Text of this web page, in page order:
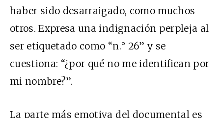
haber sido desarraigado, como muchos
otros. Expresa una indignación perpleja al
ser etiquetado como “n.° 26” y se
cuestiona: “¿por qué no me identifican por
mi nombre?”.
La parte más emotiva del documental es